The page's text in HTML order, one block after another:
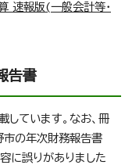
速報版(一般会計等・
告書
ています。なお、冊
市の年次財務報告書
に誤りがありました